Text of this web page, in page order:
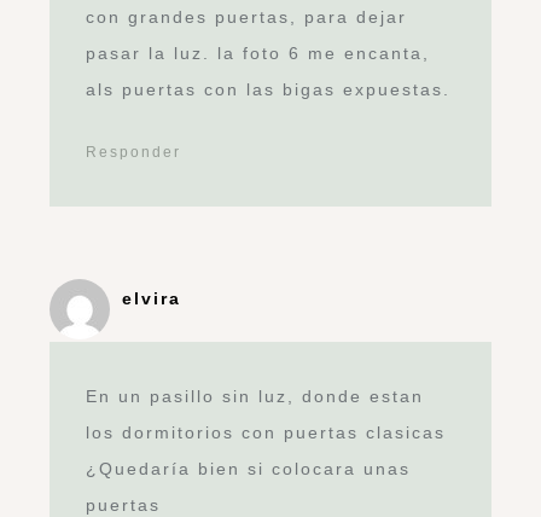
con grandes puertas, para dejar
pasar la luz. la foto 6 me encanta,
als puertas con las bigas expuestas.
Responder
elvira
En un pasillo sin luz, donde estan
los dormitorios con puertas clasicas
¿Quedaría bien si colocara unas
puertas